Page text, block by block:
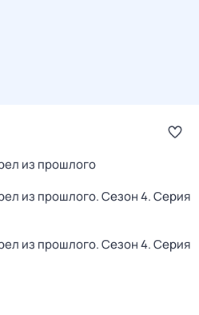
из прошлого
из прошлого. Сезон 4. Серия
из прошлого. Сезон 4. Серия